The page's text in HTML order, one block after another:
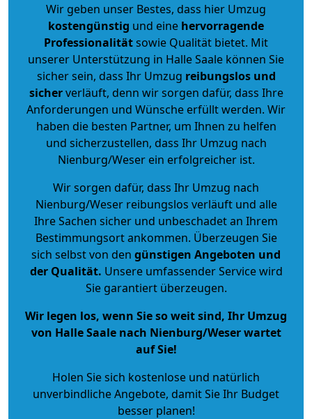
Wir geben unser Bestes, dass hier Umzug
kostengünstig und eine hervorragende
Professionalitätsowie Qualität bietet. Mit
unserer Unterstützung in Halle Saale können Sie
sicher sein, dass Ihr Umzug reibungslos und
sicherverläuft, denn wir sorgen dafür, dass Ihre
Anforderungen und Wünsche erfüllt werden. Wir
haben die besten Partner, um Ihnen zu helfen
und sicherzustellen, dass Ihr Umzug nach
Nienburg/Weser ein erfolgreicher ist.
Wir sorgen dafür, dass Ihr Umzug nach
Nienburg/Weser reibungslos verläuft und alle
Ihre Sachen sicher und unbeschadet an Ihrem
Bestimmungsort ankommen. Überzeugen Sie
sich selbst von den günstigen Angeboten und
der Qualität. Unsere umfassender Service wird
Sie garantiert überzeugen.
Wir legen los, wenn Sie so weit sind, Ihr Umzug
von Halle Saale nach Nienburg/Weser wartet
auf Sie!
Holen Sie sich kostenlose und natürlich
unverbindliche Angebote, damit Sie Ihr Budget
besser planen!